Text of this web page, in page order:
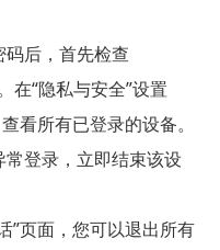
码后，首先检查
在“隐私与安全”设置
看所有已登录的设备。
登录，立即结束该设
”页面，您可以退出所有